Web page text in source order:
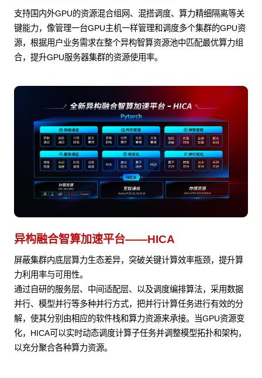
支持国内外GPU的资源混合组网、混搭调度、算力精细隔离等关
键能力，像管理一台GPU主机一样管理和调度多个集群的GPU资
源，根据用户业务需求在整个异构智算资源池中匹配最优算力组
合，提升GPU服务器集群的资源使用率。
异构融合智算加速平台——HICA
屏蔽集群内底层算力生态差异，突破关键计算效率瓶颈，提升算
力利用率与可用性。
通过自研的服务层、中间适配层、以及调度编排算法，采用数据
并行、模型并行等多种并行方式，把并行计算任务进行有效的分
解，使其分别由相应的软件栈和算力资源来承接。当GPU资源变
化，HICA可以实时动态调度计算子任务并调整模型拓扑和架构，
以充分聚合各种算力资源。